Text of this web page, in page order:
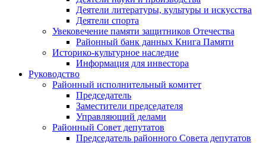
Деятели литературы, культуры и искусства
Деятели спорта
Увековечение памяти защитников Отечества
Районный банк данных Книга Памяти
Историко-культурное наследие
Информация для инвестора
Руководство
Районный исполнительный комитет
Председатель
Заместители председателя
Управляющий делами
Районный Совет депутатов
Председатель районного Совета депутатов